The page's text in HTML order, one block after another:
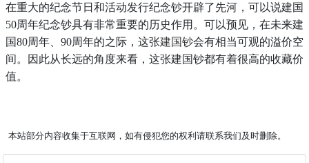
在重大的纪念节日和活动发行纪念钞开辟了先河，可以说建国
50周年纪念钞具有非常重要的历史作用。 可以预见，在未来建
国80周年、90周年的之际，这张建国钞会有相当可观的溢价空
间。因此从长远的角度来看，这张建国钞都有着很高的收藏价
值。
本站部分内容收集于互联网，如有侵犯您的权利请联系我们及时删除。